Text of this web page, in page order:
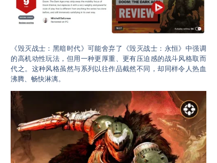
《毁灭战士：黑暗时代》可能舍弃了《毁灭战士：永恒》中强调
的高机动性玩法，但用一种更厚重、更有压迫感的战斗风格取而
代之。这种风格虽然与系列以往作品截然不同，却同样令人热血
沸腾、畅快淋漓。